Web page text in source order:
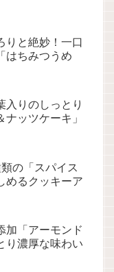
りと絶妙！一口
はちみつうめ
入りのしっとり
ッツケーキ」
の「スパイス
めるクッキーア
加「アーモンド
り濃厚な味わい